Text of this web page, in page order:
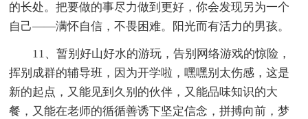
的长处。把要做的事尽力做到更好，你会发现另为一个
自己――满怀自信，不畏困难。阳光而有活力的男孩。
11、暂别好山好水的游玩，告别网络游戏的惊险，
挥别成群的辅导班，因为开学啦，嘿嘿别太伤感，这是
新的起点，又能见到久别的伙伴，又能品味知识的大
餐，又能在老师的循循善诱下坚定信念，拼搏向前，梦